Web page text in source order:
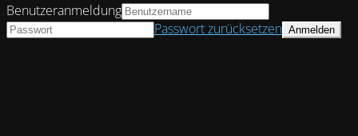
Benutzeranmeldung
Passwort zurücksetzen